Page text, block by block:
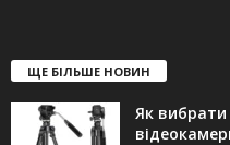
ЩЕ БІЛЬШЕ НОВИН
Як